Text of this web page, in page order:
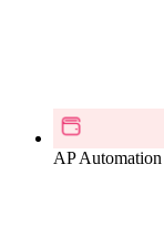
AP Automation